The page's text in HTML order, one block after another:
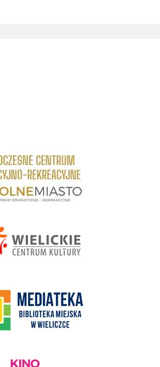
Centrum Edukacyjno Rekreacyjne